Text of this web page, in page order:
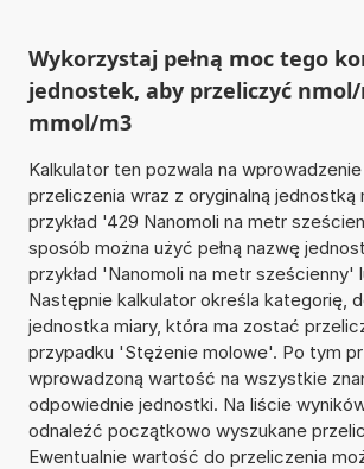
Wykorzystaj pełną moc tego
jednostek, aby przeliczyć
mmol/m3
Kalkulator ten pozwala na
przeliczenia wraz z oryginalną jednostką
przykład '429 Nanomoli na metr
sposób można użyć pełną nazwę
przykład 'Nanomoli na metr sześcienny'
Następnie kalkulator określa kategorię,
jednostka miary, która ma zostać
przypadku 'Stężenie molowe'. Po tym
wprowadzoną wartość na wszystkie
odpowiednie jednostki. Na liście
odnaleźć początkowo wyszukane
Ewentualnie wartość do przeliczenia